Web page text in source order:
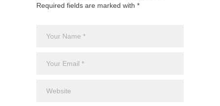
Required fields are marked with *